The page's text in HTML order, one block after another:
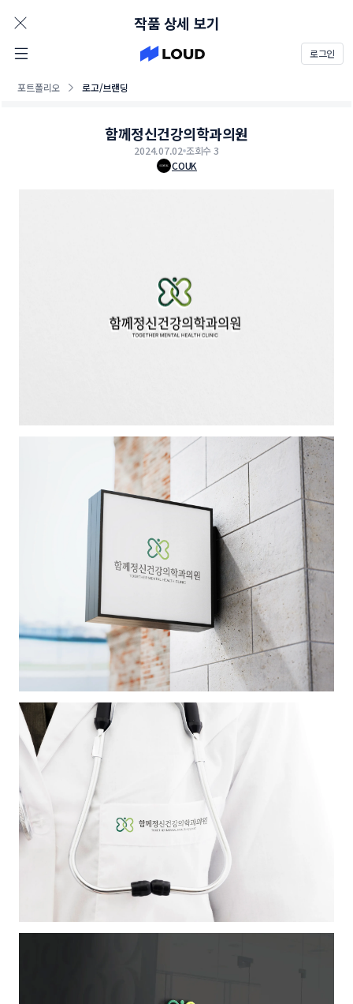
로그인
포트폴리오 로고/브랜딩
작품 상세 보기
함께정신건강의학과의원
2024.07.02 조회수 3
COUK